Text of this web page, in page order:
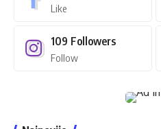
Like
109 Followers
Follow